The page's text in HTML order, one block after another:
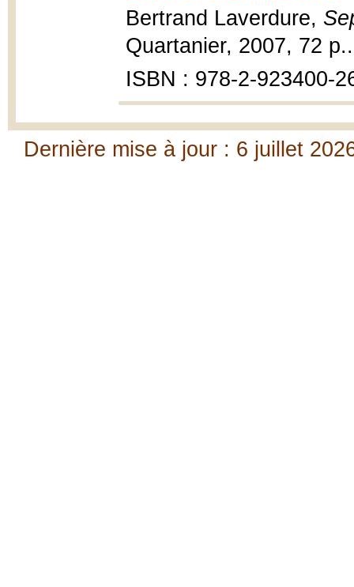
Bertrand Laverdure,
Quartanier, 2007, 72 p..
ISBN : 978-2-923400-
Dernière mise à jour : 6 juillet